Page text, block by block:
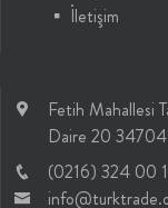
İletişim
Fetih Mahallesi
Daire 20
(0216) 324 00